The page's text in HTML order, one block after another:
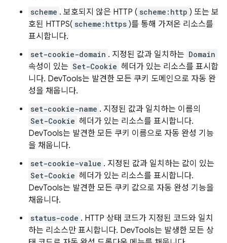
scheme . 보호되지 않은 HTTP ( scheme:http ) 또는 보
호된 HTTPS( scheme:https )를 통해 가져온 리소스를
표시합니다.
set-cookie-domain . 지정된 값과 일치하는 Domain
속성이 있는 Set-Cookie 헤더가 있는 리소스를 표시합
니다. DevTools는 발견한 모든 쿠키 도메인으로 자동 완
성을 채웁니다.
set-cookie-name . 지정된 값과 일치하는 이름의
Set-Cookie 헤더가 있는 리소스를 표시합니다.
DevTools는 발견한 모든 쿠키 이름으로 자동 완성 기능
을 채웁니다.
set-cookie-value . 지정된 값과 일치하는 값이 있는
Set-Cookie 헤더가 있는 리소스를 표시합니다.
DevTools는 발견한 모든 쿠키 값으로 자동 완성 기능을
채웁니다.
status-code . HTTP 상태 코드가 지정된 코드와 일치
하는 리소스만 표시합니다. DevTools는 발생한 모든 상